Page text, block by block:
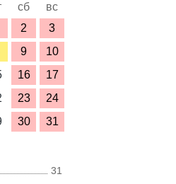
сб
вс
2
3
9
10
16
17
23
24
30 31
31